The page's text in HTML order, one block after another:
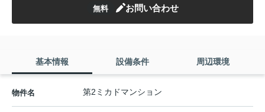
無料 お問い合わせ
基本情報 設備条件 周辺環境
物件名 第2ミカドマンション